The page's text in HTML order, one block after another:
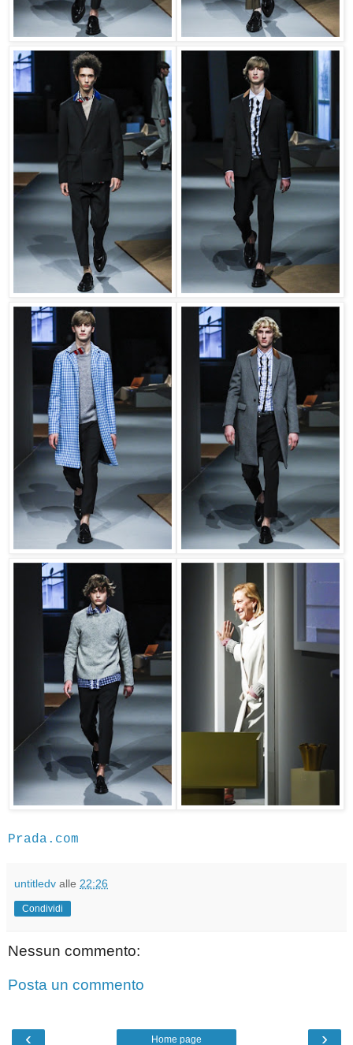
Prada.com
untitledv alle 22:26
Condividi
Nessun commento:
Posta un commento
‹ ›
Home page